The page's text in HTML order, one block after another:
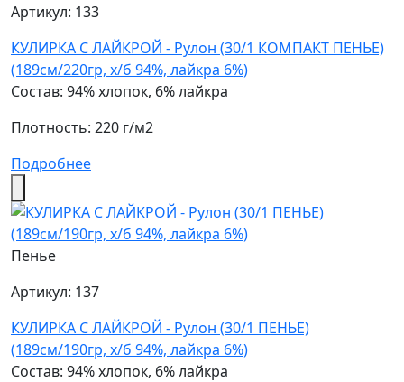
Артикул: 133
КУЛИРКА С ЛАЙКРОЙ - Рулон (30/1 КОМПАКТ ПЕНЬЕ)
(189см/220гр, х/б 94%, лайкра 6%)
Состав: 94% хлопок, 6% лайкра
Плотность: 220 г/м2
Подробнее
Пенье
Артикул: 137
КУЛИРКА С ЛАЙКРОЙ - Рулон (30/1 ПЕНЬЕ)
(189см/190гр, х/б 94%, лайкра 6%)
Состав: 94% хлопок, 6% лайкра